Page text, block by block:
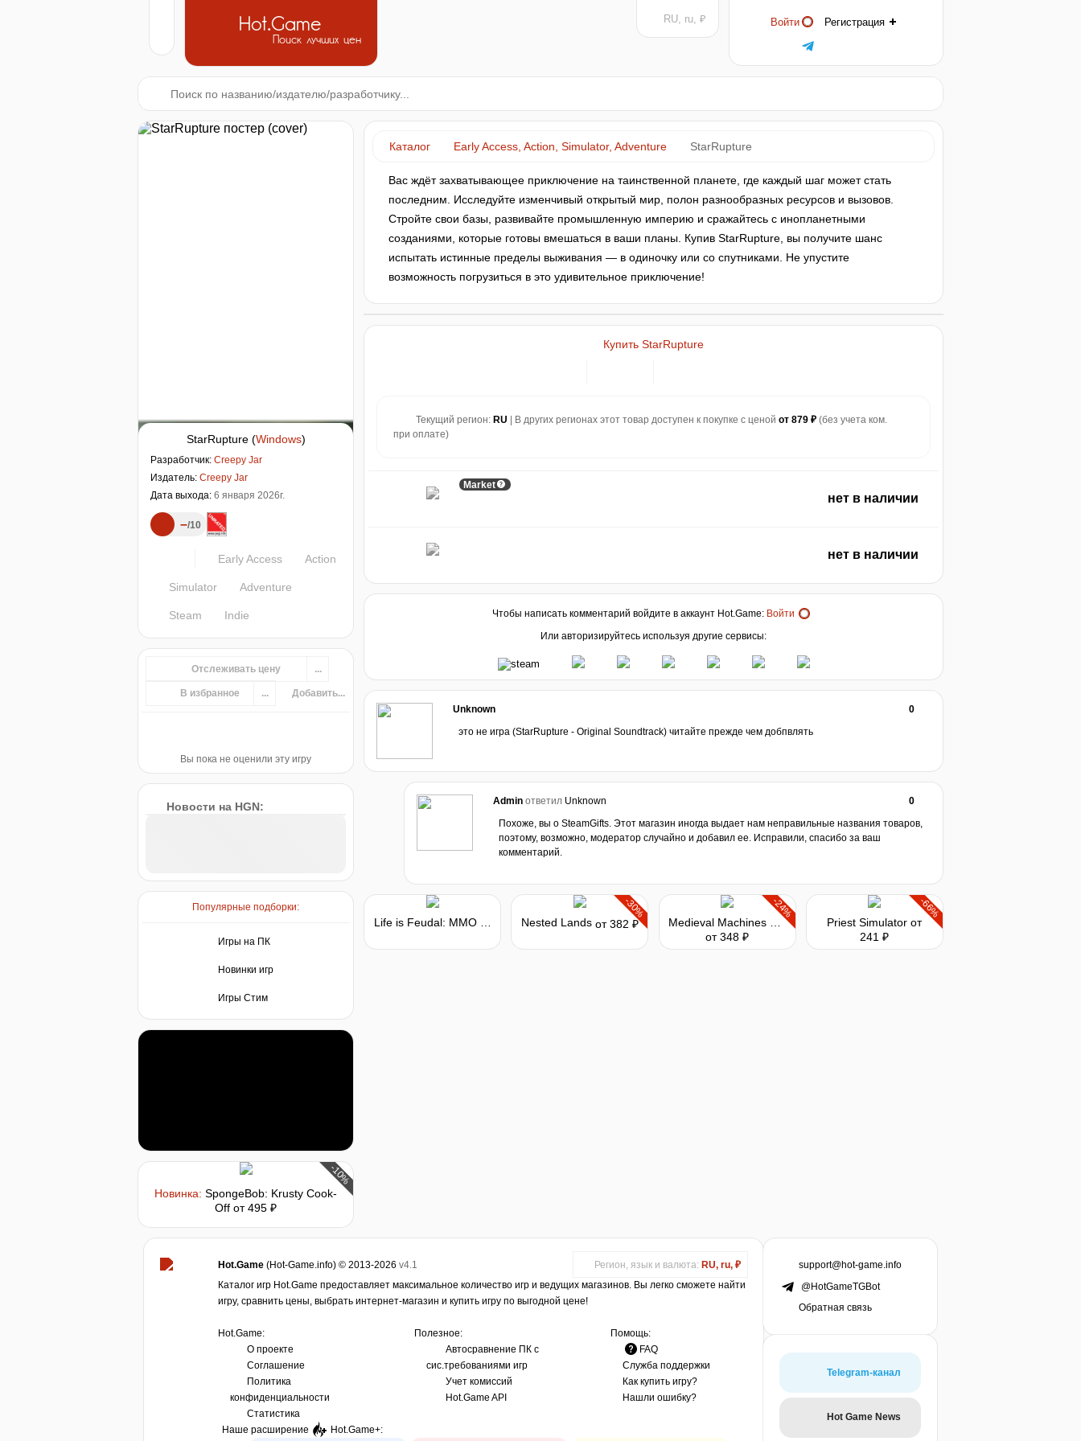
Hot.Game
Поиск лучших цен
Войти Регистрация
RU, ru, ₽
StarRupture (Windows)
Разработчик: Creepy Jar
Издатель: Creepy Jar
Дата выхода: 6 января 2026г.
– 10
Early Access Action
Simulator Adventure
Steam Indie
Отслеживать цену ...
В избранное ... Добавить...
Вы пока не оценили эту игру
Новости на HGN:
Популярные подборки:
Игры на ПК
Новинки игр
Игры Стим
-10%
Новинка: SpongeBob: Krusty Cook-
Off от 495 ₽
Каталог Early Access, Action, Simulator, Adventure StarRupture
Вас ждёт захватывающее приключение на таинственной планете, где каждый шаг может стать
последним. Исследуйте изменчивый открытый мир, полон разнообразных ресурсов и вызовов.
Стройте свои базы, развивайте промышленную империю и сражайтесь с инопланетными
созданиями, которые готовы вмешаться в ваши планы. Купив StarRupture, вы получите шанс
испытать истинные пределы выживания — в одиночку или со спутниками. Не упустите
возможность погрузиться в это удивительное приключение!
Купить StarRupture
Текущий регион: RU | В других регионах этот товар доступен к покупке с ценой от 879 ₽ (без учета ком.
при оплате)
Market
нет в наличии
нет в наличии
Чтобы написать комментарий войдите в аккаунт Hot.Game: Войти
Или авторизируйтесь используя другие сервисы:
Unknown
0
это не игра (StarRupture - Original Soundtrack) читайте прежде чем добпвлять
Admin ответил Unknown
0
Похоже, вы о SteamGifts. Этот магазин иногда выдает нам неправильные названия товаров,
поэтому, возможно, модератор случайно и добавил ее. Исправили, спасибо за ваш
комментарий.
-30%
Nested Landsот 382 ₽
-24%
от 348 ₽
-66%
Priest Simulator от
241 ₽
Hot.Game (Hot-Game.info) © 2013-2026 v4.1 Регион, язык и валюта: RU, ru, ₽
Каталог игр Hot.Game предоставляет максимальное количество игр и ведущих магазинов. Вы легко сможете найти
игру, сравнить цены, выбрать интернет-магазин и купить игру по выгодной цене!
Hot.Game:
О проекте
Соглашение
Политика
конфиденциальности
Статистика
Полезное:
Автосравнение ПК с
сис.требованиями игр
Учет комиссий
Hot.Game API
Помощь:
FAQ
Служба поддержки
Как купить игру?
Нашли ошибку?
Наше расширение Hot.Game+:
support@hot-game.info
@HotGameTGBot
Обратная связь
Telegram-канал
Hot Game News